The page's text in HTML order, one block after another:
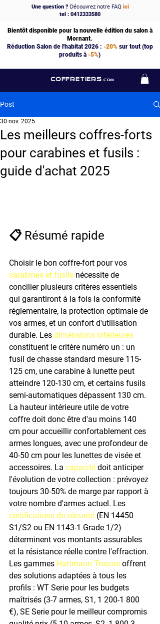
COFFRETIERS .COM
Une question ?Découvrez notre FAQ ici
tel : 0412333580
Bientôt disponible pour la nouvelle édition du salon à
Mornant.
Réduction Salon de l'habitat 2026 : -20%sur tout (top
produits à -5%)
Post
Les meilleurs coffres-forts
pour carabines et fusils :
guide d'achat 2025
30 nov. 2025
📋 Résumé rapide
Choisir le bon coffre-fort pour vos
carabines et fusils nécessite de
concilier plusieurs critères essentiels
qui garantiront à la fois la conformité
réglementaire, la protection optimale de
vos armes, et un confort d'utilisation
durable. Les dimensions intérieures
constituent le critère numéro un : un
fusil de chasse standard mesure 115-
125 cm, une carabine à lunette peut
atteindre 120-130 cm, et certains fusils
semi-automatiques dépassent 130 cm.
La hauteur intérieure utile de votre
coffre doit donc être d'au moins 140
cm pour accueillir confortablement ces
armes longues, avec une profondeur de
40-50 cm pour les lunettes de visée et
accessoires. La capacité doit anticiper
l'évolution de votre collection : prévoyez
toujours 30-50% de marge par rapport à
votre nombre d'armes actuel. Les
certifications de sécurité (EN 14450
S1/S2 ou EN 1143-1 Grade 1/2)
déterminent vos montants assurables
et la résistance réelle contre l'effraction.
Les gammes Hartmann Tresore offrent
des solutions adaptées à tous les
profils : WT Serie pour les budgets
maîtrisés (3-7 armes, S1, 1 200-1 800
€), SE Serie pour le meilleur compromis